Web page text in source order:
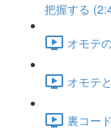
把握する
オモテ
オモテ
裏コー